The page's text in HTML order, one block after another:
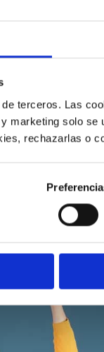
terceros. Las
marketing solo se
rechazarlas o
entre más
financieros. Por
los primeros
tangibles?
y